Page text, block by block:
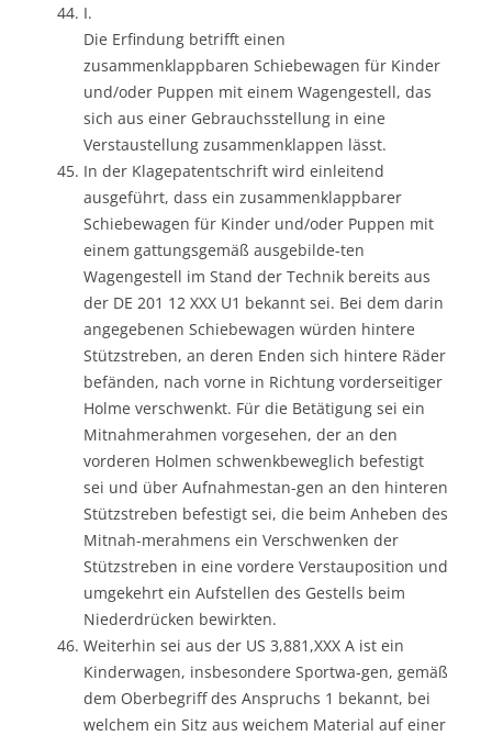
I.
Die Erfindung betrifft einen
zusammenklappbaren Schiebewagen für Kinder
und/oder Puppen mit einem Wagengestell, das
sich aus einer Gebrauchsstellung in eine
Verstaustellung zusammenklappen lässt.
In der Klagepatentschrift wird einleitend
ausgeführt, dass ein zusammenklappbarer
Schiebewagen für Kinder und/oder Puppen mit
einem gattungsgemäß ausgebilde-ten
Wagengestell im Stand der Technik bereits aus
der DE 201 12 XXX U1 bekannt sei. Bei dem darin
angegebenen Schiebewagen würden hintere
Stützstreben, an deren Enden sich hintere Räder
befänden, nach vorne in Richtung vorderseitiger
Holme verschwenkt. Für die Betätigung sei ein
Mitnahmerahmen vorgesehen, der an den
vorderen Holmen schwenkbeweglich befestigt
sei und über Aufnahmestan-gen an den hinteren
Stützstreben befestigt sei, die beim Anheben des
Mitnah-merahmens ein Verschwenken der
Stützstreben in eine vordere Verstauposition und
umgekehrt ein Aufstellen des Gestells beim
Niederdrücken bewirkten.
Weiterhin sei aus der US 3,881,XXX A ist ein
Kinderwagen, insbesondere Sportwa-gen, gemäß
dem Oberbegriff des Anspruchs 1 bekannt, bei
welchem ein Sitz aus weichem Material auf einer